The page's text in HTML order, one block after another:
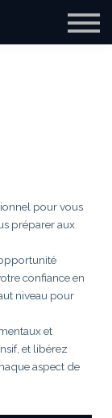
pour vous
préparer aux
confiance en
niveau pour
et
et libérez
aspect de